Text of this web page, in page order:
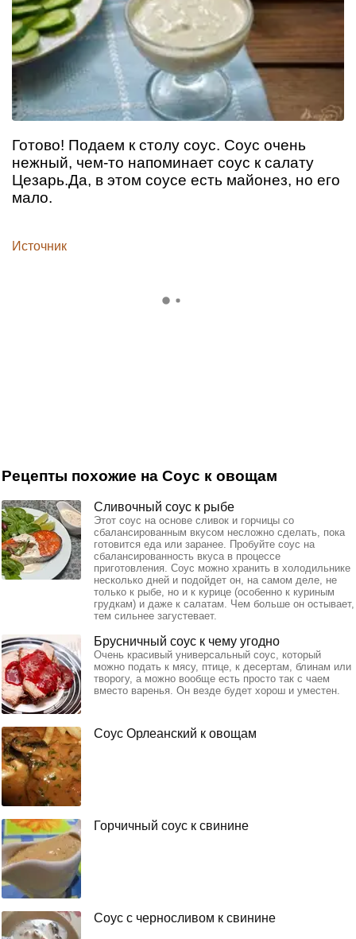
Готово! Подаем к столу соус. Соус очень
нежный, чем-то напоминает соус к салату
Цезарь.Да, в этом соусе есть майонез, но его
мало.
Источник
Рецепты похожие на Соус к овощам
Сливочный соус к рыбе
Этот соус на основе сливок и горчицы со
сбалансированным вкусом несложно сделать, пока
готовится еда или заранее. Пробуйте соус на
сбалансированность вкуса в процессе
приготовления. Соус можно хранить в холодильнике
несколько дней и подойдет он, на самом деле, не
только к рыбе, но и к курице (особенно к куриным
грудкам) и даже к салатам. Чем больше он остывает,
тем сильнее загустевает.
Брусничный соус к чему угодно
Очень красивый универсальный соус, который
можно подать к мясу, птице, к десертам, блинам или
творогу, а можно вообще есть просто так с чаем
вместо варенья. Он везде будет хорош и уместен.
Соус Орлеанский к овощам
Горчичный соус к свинине
Соус с черносливом к свинине